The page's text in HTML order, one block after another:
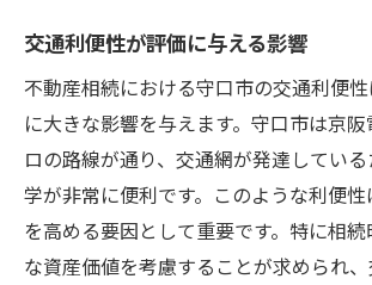
交通利便性が評価に与える影響
不動産相続における守口市の交通利便
に大きな影響を与えます。守口市は京
ロの路線が通り、交通網が発達してい
学が非常に便利です。このような利便
を高める要因として重要です。特に相
な資産価値を考慮することが求められ